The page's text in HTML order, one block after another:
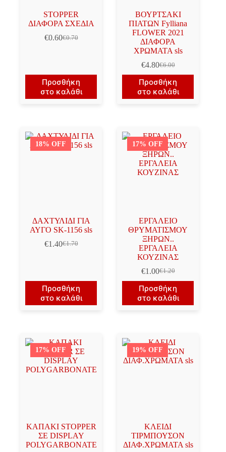
STOPPER
ΔΙΑΦΟΡΑ ΣΧΕΔΙΑ
€0.70
Original
€0.60Η
€0.60.
Προσθήκη
στο καλάθι
ΒΟΥΡΤΣΑΚΙ
ΠΙΑΤΩΝ Fylliana
FLOWER 2021
ΔΙΑΦΟΡΑ
ΧΡΩΜΑΤΑ sls
€6.00
Original
price
was:
€6.00.
€4.80Η
τρέχουσα
τιμή
είναι:
Προσθήκη
στο καλάθι
18% OFF
ΔΑΧΤΥΛΙΔΙ ΓΙΑ
ΑΥΓΟ SK-1156 sls
€1.70
Original
€1.40Η
€1.40.
Προσθήκη
στο καλάθι
17% OFF
ΕΡΓΑΛΕΙΟ
ΘΡΥΜΑΤΙΣΜΟΥ
ΞΗΡΩΝ..
ΕΡΓΑΛΕΙΑ
ΚΟΥΖΙΝΑΣ
€1.20
Original
price
was:
€1.20.
€1.00Η
τρέχουσα
τιμή
είναι:
Προσθήκη
στο καλάθι
17% OFF
ΚΑΠΑΚΙ STOPPER
ΣΕ DISPLAY
POLYGARBONATE
19% OFF
ΚΛΕΙΔΙ
ΤΙΡΜΠΟΥΣΟΝ
ΔΙΑΦ.ΧΡΩΜΑΤΑ sls